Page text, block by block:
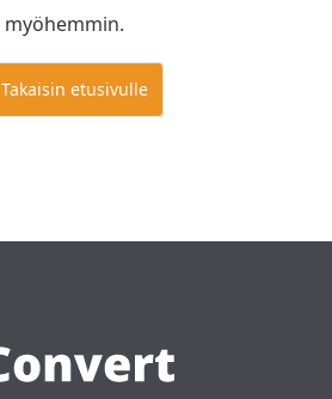
myöhemmin.
Takaisin etusivulle